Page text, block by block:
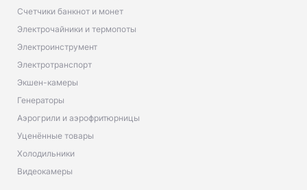
Счетчики банкнот и монет
Электрочайники и термопоты
Электроинструмент
Электротранспорт
Экшен-камеры
Генераторы
Аэрогрили и аэрофритюрницы
Уценённые товары
Холодильники
Видеокамеры